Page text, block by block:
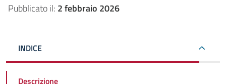
Pubblicato il: 2 febbraio 2026
INDICE
Descrizione